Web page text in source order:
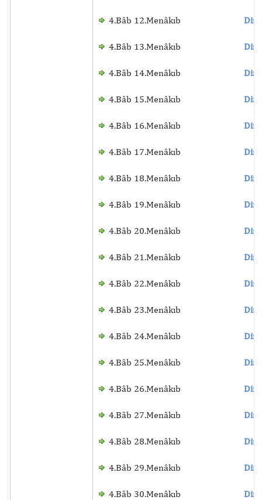
4.Bâb 12.Menâkıb
4.Bâb 13.Menâkıb
4.Bâb 14.Menâkıb
4.Bâb 15.Menâkıb
4.Bâb 16.Menâkıb
4.Bâb 17.Menâkıb
4.Bâb 18.Menâkıb
4.Bâb 19.Menâkıb
4.Bâb 20.Menâkıb
4.Bâb 21.Menâkıb
4.Bâb 22.Menâkıb
4.Bâb 23.Menâkıb
4.Bâb 24.Menâkıb
4.Bâb 25.Menâkıb
4.Bâb 26.Menâkıb
4.Bâb 27.Menâkıb
4.Bâb 28.Menâkıb
4.Bâb 29.Menâkıb
4.Bâb 30.Menâkıb